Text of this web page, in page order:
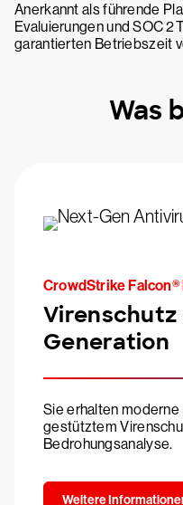
Anerkannt als führende
Evaluierungen und SOC
garantierten Betriebszeit
Was
CrowdStrike Falcon®
Generation
Sie erhalten moderne
gestütztem
Bedrohungsanalyse.
Weitere